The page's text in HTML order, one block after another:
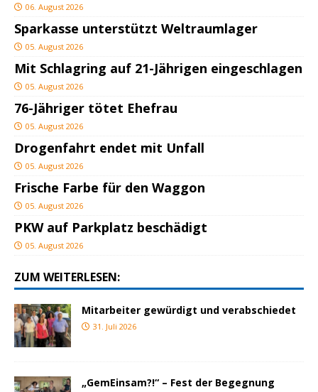
06. August 2026
Sparkasse unterstützt Weltraumlager
05. August 2026
Mit Schlagring auf 21-Jährigen eingeschlagen
05. August 2026
76-Jähriger tötet Ehefrau
05. August 2026
Drogenfahrt endet mit Unfall
05. August 2026
Frische Farbe für den Waggon
05. August 2026
PKW auf Parkplatz beschädigt
05. August 2026
ZUM WEITERLESEN:
Mitarbeiter gewürdigt und verabschiedet
31. Juli 2026
„GemEinsam?!“ – Fest der Begegnung